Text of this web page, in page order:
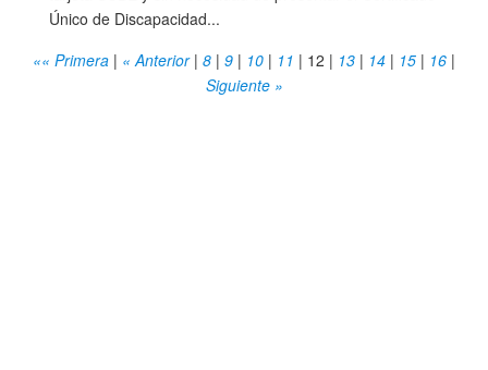
Único de Discapacidad...
«« Primera | « Anterior| 8 | 9 | 10 | 11 | 12 | 13 | 14 | 15 | 16 |
Siguiente »